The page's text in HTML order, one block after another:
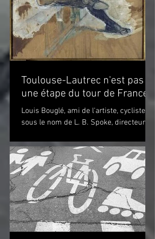
Toulouse-Lautrec n'est pas
une étape du tour de France!
Louis Bouglé, ami de l'artiste, cycliste
sous le nom de L. B. Spoke, directeur de
Lautrec 1898 (huile...